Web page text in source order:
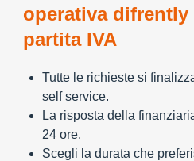
operativa
partita IVA
Tutte le richieste si
self service.
La risposta della
24 ore.
Scegli la durata che